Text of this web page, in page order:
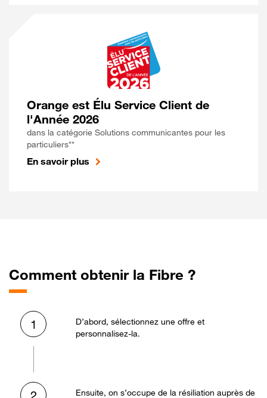
Orange est Élu Service Client de
l'Année 2026
dans la catégorie Solutions communicantes pour les
particuliers**
En savoir plus
Comment obtenir la Fibre ?
1
D’abord, sélectionnez une offre et
personnalisez-la.
Ensuite, on s’occupe de la résiliation auprès de